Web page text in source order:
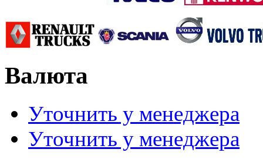
Валюта
Уточнить у менеджера
Уточнить у менеджера